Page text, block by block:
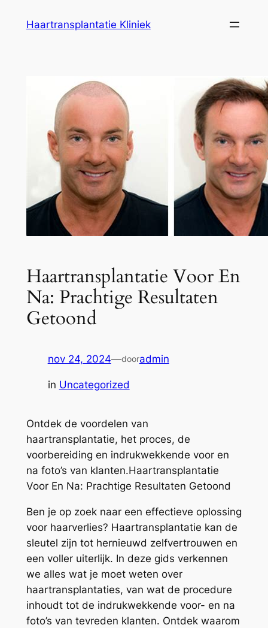
Haartransplantatie Kliniek
Haartransplantatie Voor En
Na: Prachtige Resultaten
Getoond
nov 24, 2024—dooradmin
in Uncategorized
Ontdek de voordelen van
haartransplantatie, het proces, de
voorbereiding en indrukwekkende voor en
na foto’s van klanten.Haartransplantatie
Voor En Na: Prachtige Resultaten Getoond
Ben je op zoek naar een effectieve oplossing
voor haarverlies? Haartransplantatie kan de
sleutel zijn tot hernieuwd zelfvertrouwen en
een voller uiterlijk. In deze gids verkennen
we alles wat je moet weten over
haartransplantaties, van wat de procedure
inhoudt tot de indrukwekkende voor- en na
foto’s van tevreden klanten. Ontdek waarom